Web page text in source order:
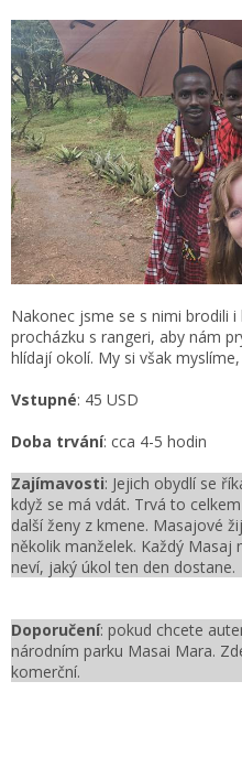
Nakonec jsme se s nimi brodili
procházku s rangeri, aby nám
hlídají okolí. My si však
Vstupné: 45 USD
Doba trvání: cca 4-5 hodin
Zajímavosti: Jejich obydlí se
když se má vdát. Trvá to
další ženy z kmene. Masajové
několik manželek. Každý
neví, jaký úkol ten den dostane.
Doporučení: pokud chcete
národním parku Masai Mara.
komerční.